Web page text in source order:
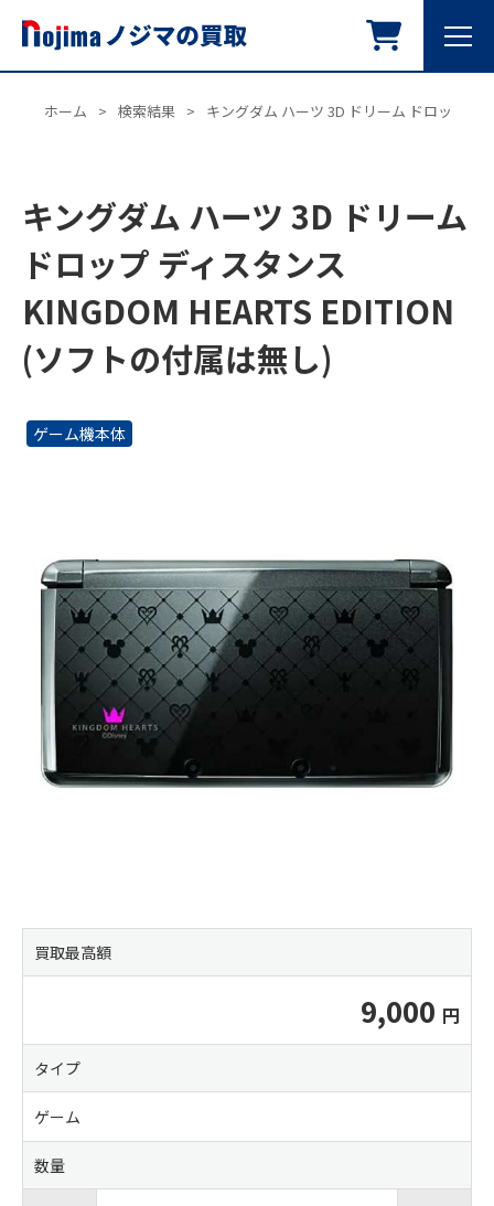
ホーム > 検索結果 > キングダム ハーツ 3D ドリーム ドロップ デ
キングダム ハーツ 3D ドリーム
ドロップ ディスタンス
KINGDOM HEARTS EDITION
(ソフトの付属は無し)
ゲーム機本体
買取最高額
9,000
タイプ
ゲーム
数量